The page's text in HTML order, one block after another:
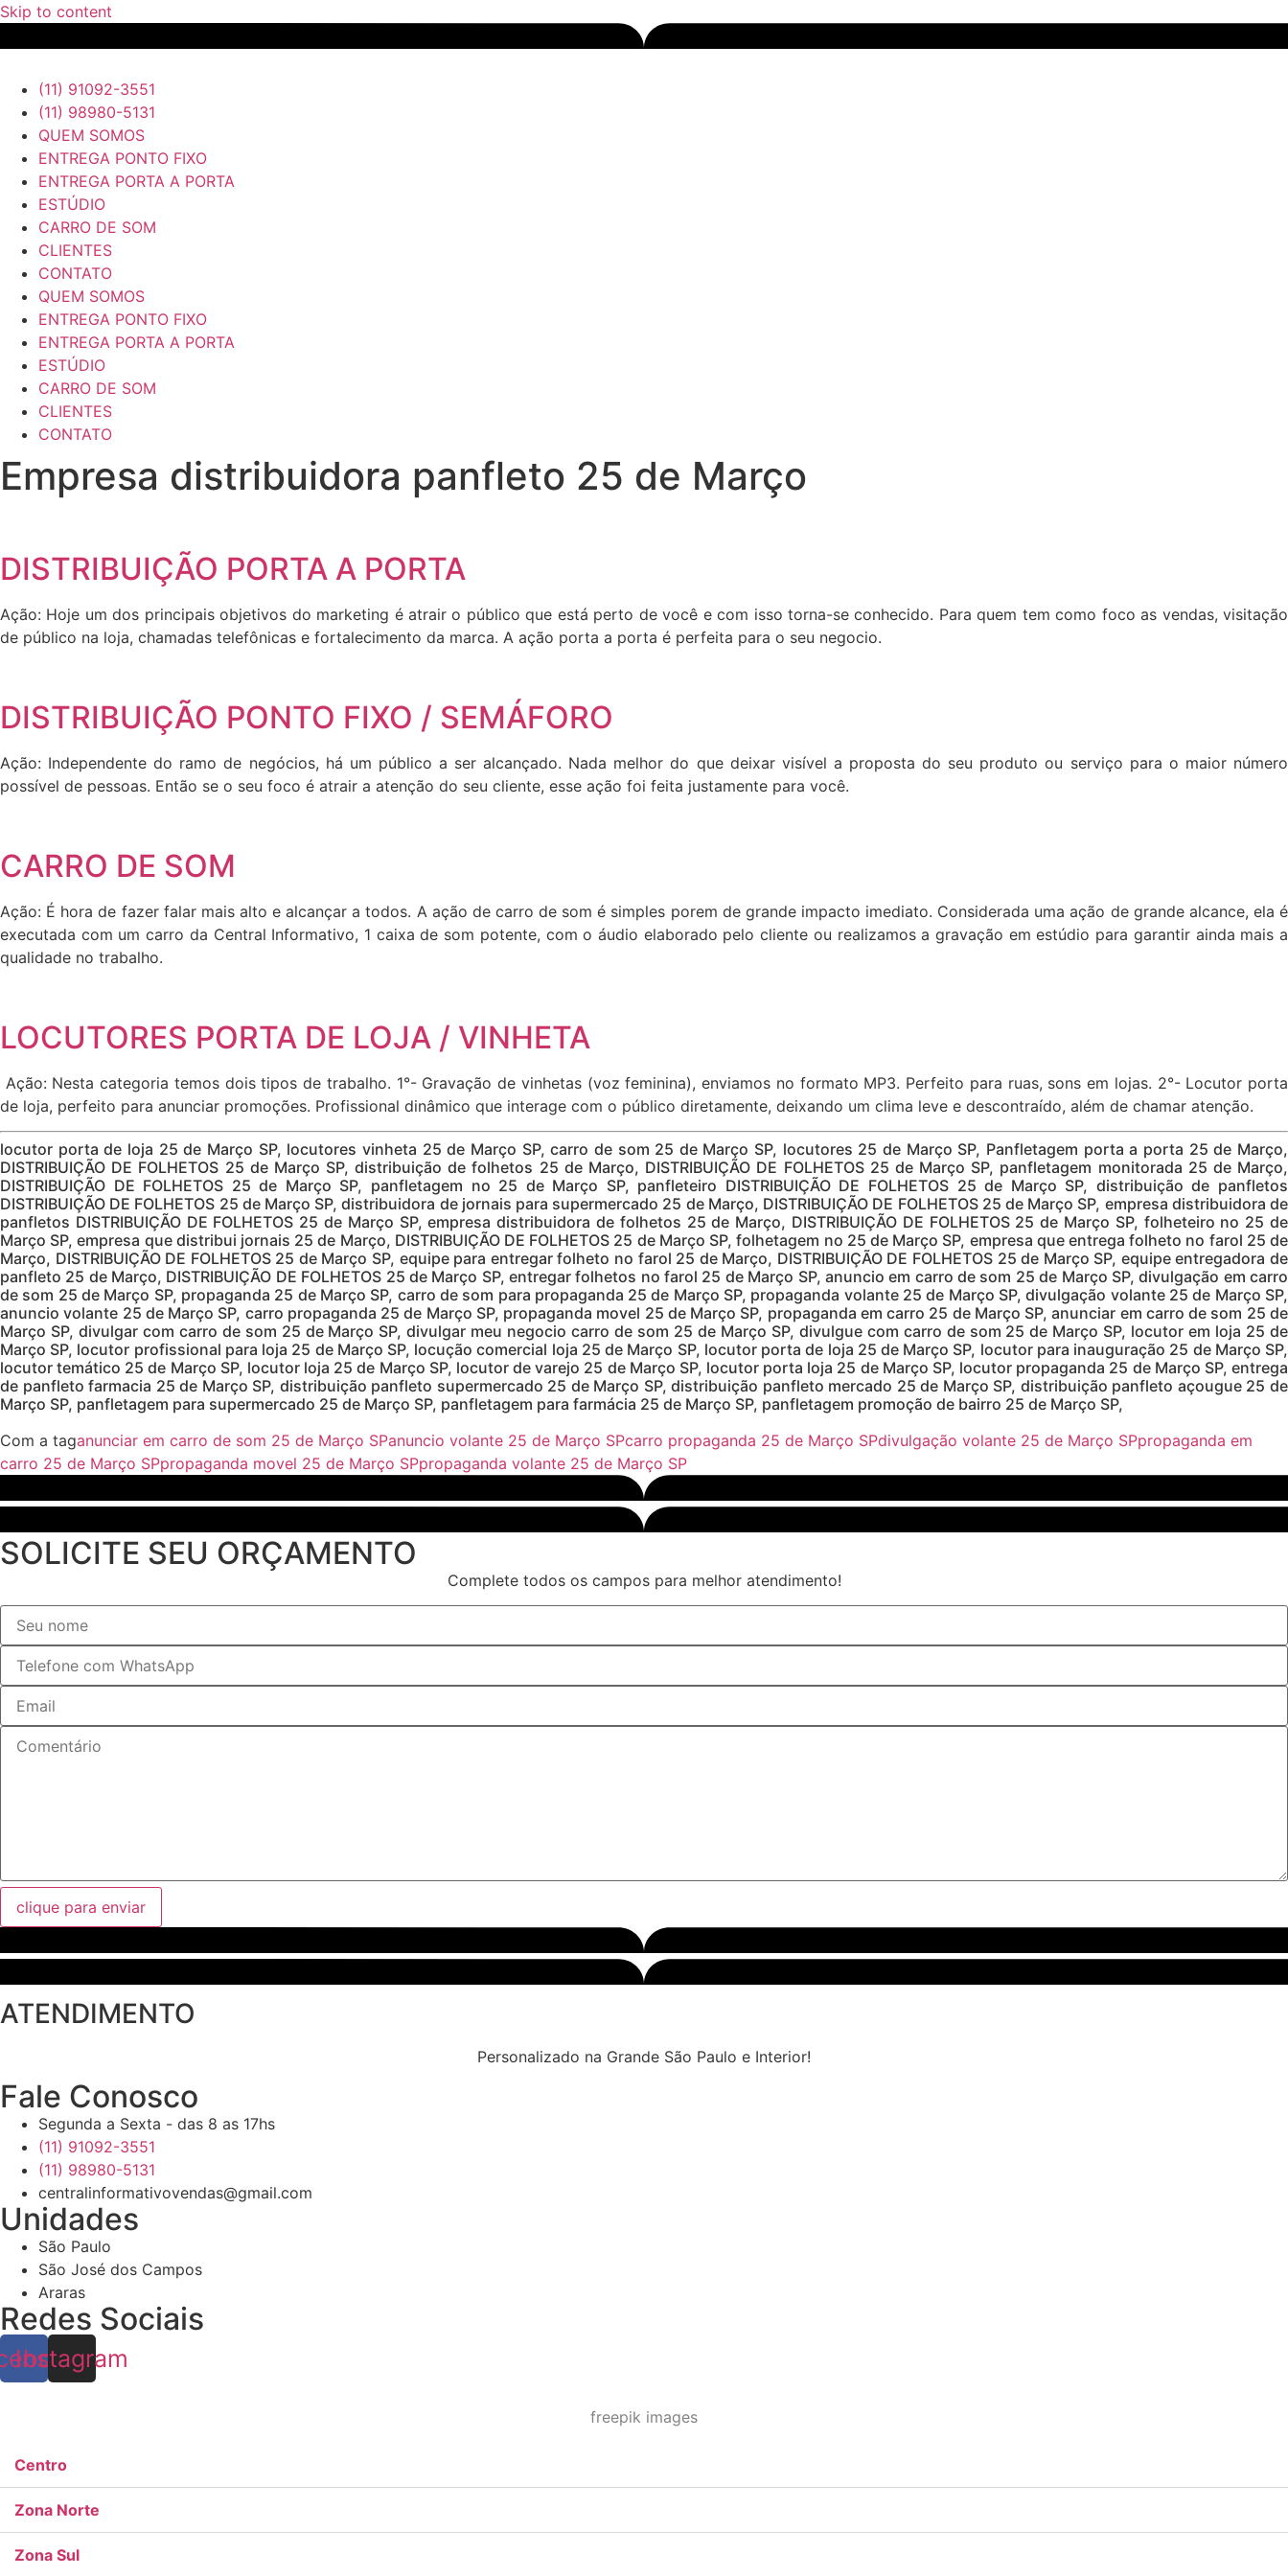
Skip to content
(11) 91092-3551
(11) 98980-5131
QUEM SOMOS
ENTREGA PONTO FIXO
ENTREGA PORTA A PORTA
ESTÚDIO
CARRO DE SOM
CLIENTES
CONTATO
QUEM SOMOS
ENTREGA PONTO FIXO
ENTREGA PORTA A PORTA
ESTÚDIO
CARRO DE SOM
CLIENTES
CONTATO
Empresa distribuidora panfleto 25 de Março
DISTRIBUIÇÃO PORTA A PORTA
Ação: Hoje um dos principais objetivos do marketing é atrair o público que está perto de você e com isso torna-se conhecido. Para quem tem como foco as vendas, visitação
de público na loja, chamadas telefônicas e fortalecimento da marca. A ação porta a porta é perfeita para o seu negocio.
DISTRIBUIÇÃO PONTO FIXO / SEMÁFORO
Ação: Independente do ramo de negócios, há um público a ser alcançado. Nada melhor do que deixar visível a proposta do seu produto ou serviço para o maior número
possível de pessoas. Então se o seu foco é atrair a atenção do seu cliente, esse ação foi feita justamente para você.
CARRO DE SOM
Ação: É hora de fazer falar mais alto e alcançar a todos. A ação de carro de som é simples porem de grande impacto imediato. Considerada uma ação de grande alcance, ela é
executada com um carro da Central Informativo, 1 caixa de som potente, com o áudio elaborado pelo cliente ou realizamos a gravação em estúdio para garantir ainda mais a
qualidade no trabalho.
LOCUTORES PORTA DE LOJA / VINHETA
Ação: Nesta categoria temos dois tipos de trabalho. 1°- Gravação de vinhetas (voz feminina), enviamos no formato MP3. Perfeito para ruas, sons em lojas. 2°- Locutor porta
de loja, perfeito para anunciar promoções. Profissional dinâmico que interage com o público diretamente, deixando um clima leve e descontraído, além de chamar atenção.
locutor porta de loja 25 de Março SP, locutores vinheta 25 de Março SP, carro de som 25 de Março SP, locutores 25 de Março SP, Panfletagem porta a porta 25 de Março,
DISTRIBUIÇÃO DE FOLHETOS 25 de Março SP, distribuição de folhetos 25 de Março, DISTRIBUIÇÃO DE FOLHETOS 25 de Março SP, panfletagem monitorada 25 de Março,
DISTRIBUIÇÃO DE FOLHETOS 25 de Março SP, panfletagem no 25 de Março SP, panfleteiro DISTRIBUIÇÃO DE FOLHETOS 25 de Março SP, distribuição de panfletos
DISTRIBUIÇÃO DE FOLHETOS 25 de Março SP, distribuidora de jornais para supermercado 25 de Março, DISTRIBUIÇÃO DE FOLHETOS 25 de Março SP, empresa distribuidora de
panfletos DISTRIBUIÇÃO DE FOLHETOS 25 de Março SP, empresa distribuidora de folhetos 25 de Março, DISTRIBUIÇÃO DE FOLHETOS 25 de Março SP, folheteiro no 25 de
Março SP, empresa que distribui jornais 25 de Março, DISTRIBUIÇÃO DE FOLHETOS 25 de Março SP, folhetagem no 25 de Março SP, empresa que entrega folheto no farol 25 de
Março, DISTRIBUIÇÃO DE FOLHETOS 25 de Março SP, equipe para entregar folheto no farol 25 de Março, DISTRIBUIÇÃO DE FOLHETOS 25 de Março SP, equipe entregadora de
panfleto 25 de Março, DISTRIBUIÇÃO DE FOLHETOS 25 de Março SP, entregar folhetos no farol 25 de Março SP, anuncio em carro de som 25 de Março SP, divulgação em carro
de som 25 de Março SP, propaganda 25 de Março SP, carro de som para propaganda 25 de Março SP, propaganda volante 25 de Março SP, divulgação volante 25 de Março SP,
anuncio volante 25 de Março SP, carro propaganda 25 de Março SP, propaganda movel 25 de Março SP, propaganda em carro 25 de Março SP, anunciar em carro de som 25 de
Março SP, divulgar com carro de som 25 de Março SP, divulgar meu negocio carro de som 25 de Março SP, divulgue com carro de som 25 de Março SP, locutor em loja 25 de
Março SP, locutor profissional para loja 25 de Março SP, locução comercial loja 25 de Março SP, locutor porta de loja 25 de Março SP, locutor para inauguração 25 de Março SP,
locutor temático 25 de Março SP, locutor loja 25 de Março SP, locutor de varejo 25 de Março SP, locutor porta loja 25 de Março SP, locutor propaganda 25 de Março SP, entrega
de panfleto farmacia 25 de Março SP, distribuição panfleto supermercado 25 de Março SP, distribuição panfleto mercado 25 de Março SP, distribuição panfleto açougue 25 de
Março SP, panfletagem para supermercado 25 de Março SP, panfletagem para farmácia 25 de Março SP, panfletagem promoção de bairro 25 de Março SP,
Com a taganunciar em carro de som 25 de Março SPanuncio volante 25 de Março SPcarro propaganda 25 de Março SPdivulgação volante 25 de Março SPpropaganda em
carro 25 de Março SPpropaganda movel 25 de Março SPpropaganda volante 25 de Março SP
SOLICITE SEU ORÇAMENTO
Complete todos os campos para melhor atendimento!
clique para enviar
ATENDIMENTO
Personalizado na Grande São Paulo e Interior!
Fale Conosco
Segunda a Sexta - das 8 as 17hs
(11) 91092-3551
(11) 98980-5131
centralinformativovendas@gmail.com
Unidades
São Paulo
São José dos Campos
Araras
Redes Sociais
Instagram
freepik images
Centro
Zona Norte
Zona Sul